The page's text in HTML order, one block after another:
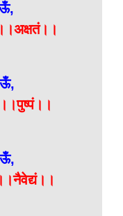
।।नैवेद्यं।।